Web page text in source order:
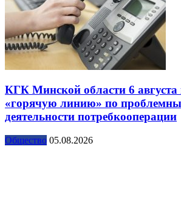
КГК Минской области 6 августа
«горячую линию» по
деятельности потребкооперации
Общество 05.08.2026